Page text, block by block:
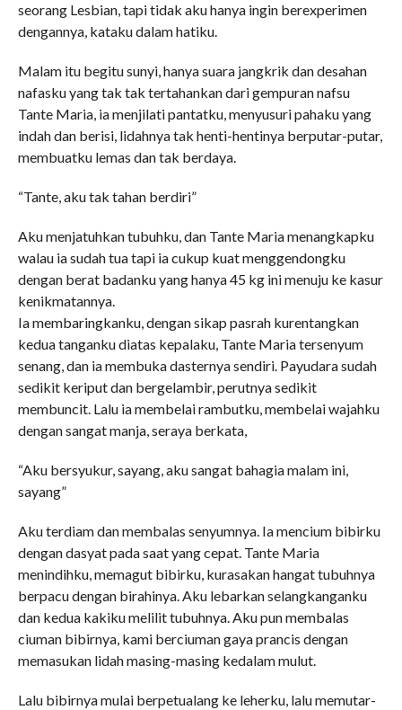
seorang Lesbian, tapi tidak aku hanya ingin berexperimen
dengannya, kataku dalam hatiku.
Malam itu begitu sunyi, hanya suara jangkrik dan desahan
nafasku yang tak tak tertahankan dari gempuran nafsu
Tante Maria, ia menjilati pantatku, menyusuri pahaku yang
indah dan berisi, lidahnya tak henti-hentinya berputar-putar,
membuatku lemas dan tak berdaya.
“Tante, aku tak tahan berdiri”
Aku menjatuhkan tubuhku, dan Tante Maria menangkapku
walau ia sudah tua tapi ia cukup kuat menggendongku
dengan berat badanku yang hanya 45 kg ini menuju ke kasur
kenikmatannya.
Ia membaringkanku, dengan sikap pasrah kurentangkan
kedua tanganku diatas kepalaku, Tante Maria tersenyum
senang, dan ia membuka dasternya sendiri. Payudara sudah
sedikit keriput dan bergelambir, perutnya sedikit
membuncit. Lalu ia membelai rambutku, membelai wajahku
dengan sangat manja, seraya berkata,
“Aku bersyukur, sayang, aku sangat bahagia malam ini,
sayang”
Aku terdiam dan membalas senyumnya. Ia mencium bibirku
dengan dasyat pada saat yang cepat. Tante Maria
menindihku, memagut bibirku, kurasakan hangat tubuhnya
berpacu dengan birahinya. Aku lebarkan selangkanganku
dan kedua kakiku melilit tubuhnya. Aku pun membalas
ciuman bibirnya, kami berciuman gaya prancis dengan
memasukan lidah masing-masing kedalam mulut.
Lalu bibirnya mulai berpetualang ke leherku, lalu memutar-